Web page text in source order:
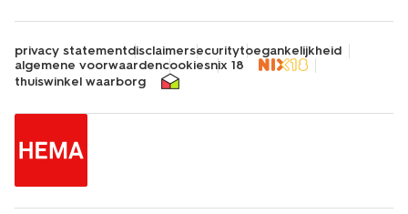
privacy statementdisclaimersecuritytoegankelijkheid
algemene voorwaardencookiesnix 18
thuiswinkel waarborg